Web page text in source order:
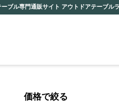
ーブル専門通販サイト アウトドアテーブル
価格で絞る